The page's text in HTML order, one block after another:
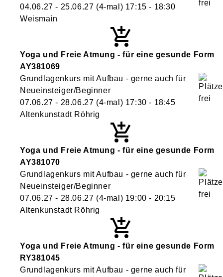
04.06.27 - 25.06.27 (4-mal) 17:15 - 18:30
Weismain
Yoga und Freie Atmung - für eine gesunde Form
AY381069
Grundlagenkurs mit Aufbau - gerne auch für
Neueinsteiger/Beginner
07.06.27 - 28.06.27 (4-mal) 17:30 - 18:45
Altenkunstadt Röhrig
Yoga und Freie Atmung - für eine gesunde Form
AY381070
Grundlagenkurs mit Aufbau - gerne auch für
Neueinsteiger/Beginner
07.06.27 - 28.06.27 (4-mal) 19:00 - 20:15
Altenkunstadt Röhrig
Yoga und Freie Atmung - für eine gesunde Form
RY381045
Grundlagenkurs mit Aufbau - gerne auch für